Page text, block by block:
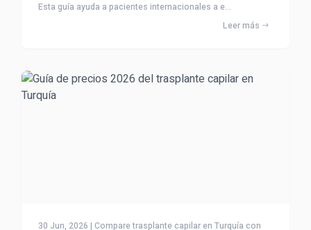
Esta guía ayuda a pacientes internacionales a e...
Leer más
30 Jun, 2026 | Compare trasplante capilar en Turquía con